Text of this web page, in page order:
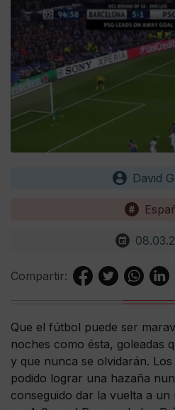
David
Compartir:
Que el fútbol puede ser
noches como ésta, goleadas
y que nunca se olvidarán.
podido lograr una hazaña
conseguido dar la vuelta a